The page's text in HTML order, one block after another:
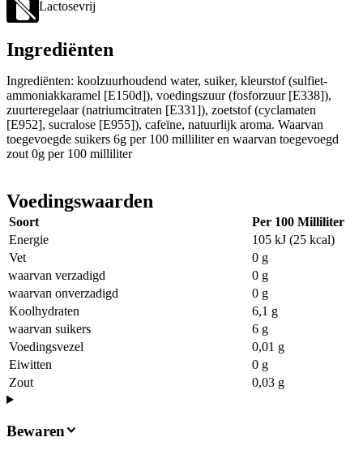
Lactosevrij
Ingrediënten
Ingrediënten: koolzuurhoudend water, suiker, kleurstof (sulfiet-
ammoniakkaramel [E150d]), voedingszuur (fosforzuur [E338]),
zuurteregelaar (natriumcitraten [E331]), zoetstof (cyclamaten
[E952], sucralose [E955]), cafeïne, natuurlijk aroma. Waarvan
toegevoegde suikers 6g per 100 milliliter en waarvan toegevoegd
zout 0g per 100 milliliter
Voedingswaarden
Soort
Per 100 Milliliter
Energie
105 kJ (25 kcal)
Vet
0 g
waarvan verzadigd
0 g
waarvan onverzadigd
0 g
Koolhydraten
6,1 g
waarvan suikers
6 g
Voedingsvezel
0,01 g
Eiwitten
0 g
Zout
0,03 g
Bewaren